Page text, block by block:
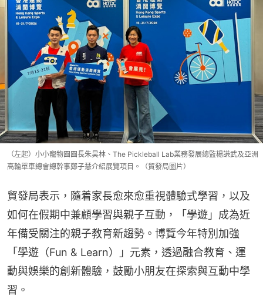
（左起）小小寵物園園長朱昊林、The Pickleball Lab業務發展總監楊謙武及亞洲
高輪單車總會總幹事鄭子慧介紹展覽項目。（貿發局圖片）
貿發局表示，隨着家長愈來愈重視體驗式學習，以及
如何在假期中兼顧學習與親子互動，「學遊」成為近
年備受關注的親子教育新趨勢。博覽今年特別加強
「學遊（Fun & Learn）」元素，透過融合教育、運
動與娛樂的創新體驗，鼓勵小朋友在探索與互動中學
習。